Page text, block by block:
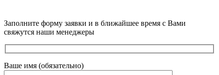
Заполните форму заявки и в ближайшее время с Вами
свяжутся наши менеджеры
Ваше имя (обязательно)